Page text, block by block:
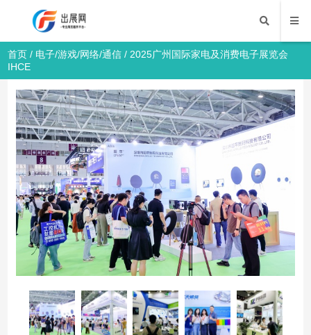
首页 / 电子/游戏/网络/通信 / 2025广州国际家电及消费电子展览会
IHCE